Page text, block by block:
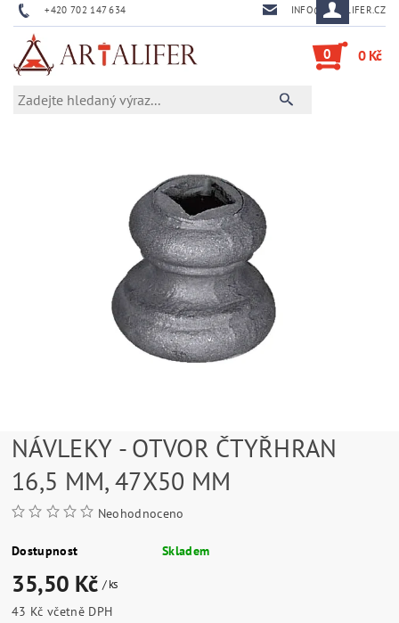
+420 702 147 634 INFO@ARTALIFER.CZ
0 0 Kč
NÁVLEKY - OTVOR ČTYŘHRAN
16,5 MM, 47X50 MM
Neohodnoceno
Dostupnost Skladem
35,50 Kč/ ks
43 Kč včetně DPH